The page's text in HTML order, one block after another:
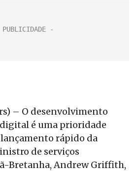
– O desenvolvimento
é uma prioridade
rápido da
de serviços
Bretanha, Andrew Griffith,